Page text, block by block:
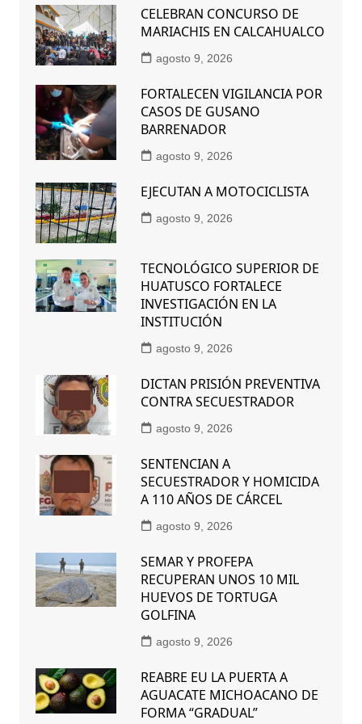
CELEBRAN CONCURSO DE
MARIACHIS EN CALCAHUALCO
agosto 9, 2026
FORTALECEN VIGILANCIA POR
CASOS DE GUSANO
BARRENADOR
agosto 9, 2026
EJECUTAN A MOTOCICLISTA
agosto 9, 2026
TECNOLÓGICO SUPERIOR DE
HUATUSCO FORTALECE
INVESTIGACIÓN EN LA
INSTITUCIÓN
agosto 9, 2026
DICTAN PRISIÓN PREVENTIVA
CONTRA SECUESTRADOR
agosto 9, 2026
SENTENCIAN A
SECUESTRADOR Y HOMICIDA
A 110 AÑOS DE CÁRCEL
agosto 9, 2026
SEMAR Y PROFEPA
RECUPERAN UNOS 10 MIL
HUEVOS DE TORTUGA
GOLFINA
agosto 9, 2026
REABRE EU LA PUERTA A
AGUACATE MICHOACANO DE
FORMA “GRADUAL”